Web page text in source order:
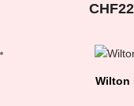
CHF
Wilton